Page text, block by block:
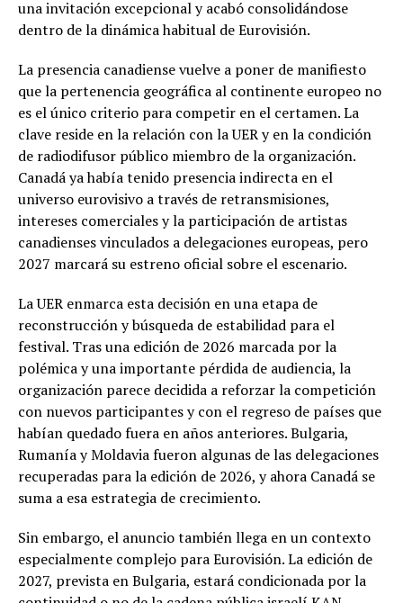
una invitación excepcional y acabó consolidándose
dentro de la dinámica habitual de Eurovisión.
La presencia canadiense vuelve a poner de manifiesto
que la pertenencia geográfica al continente europeo no
es el único criterio para competir en el certamen. La
clave reside en la relación con la UER y en la condición
de radiodifusor público miembro de la organización.
Canadá ya había tenido presencia indirecta en el
universo eurovisivo a través de retransmisiones,
intereses comerciales y la participación de artistas
canadienses vinculados a delegaciones europeas, pero
2027 marcará su estreno oficial sobre el escenario.
La UER enmarca esta decisión en una etapa de
reconstrucción y búsqueda de estabilidad para el
festival. Tras una edición de 2026 marcada por la
polémica y una importante pérdida de audiencia, la
organización parece decidida a reforzar la competición
con nuevos participantes y con el regreso de países que
habían quedado fuera en años anteriores. Bulgaria,
Rumanía y Moldavia fueron algunas de las delegaciones
recuperadas para la edición de 2026, y ahora Canadá se
suma a esa estrategia de crecimiento.
Sin embargo, el anuncio también llega en un contexto
especialmente complejo para Eurovisión. La edición de
2027, prevista en Bulgaria, estará condicionada por la